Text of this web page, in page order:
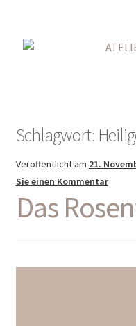
Navigation
Inhalt
Mehr
Schlagwort:
Veröffentlicht am 21.
Sie einen Kommentar
Das